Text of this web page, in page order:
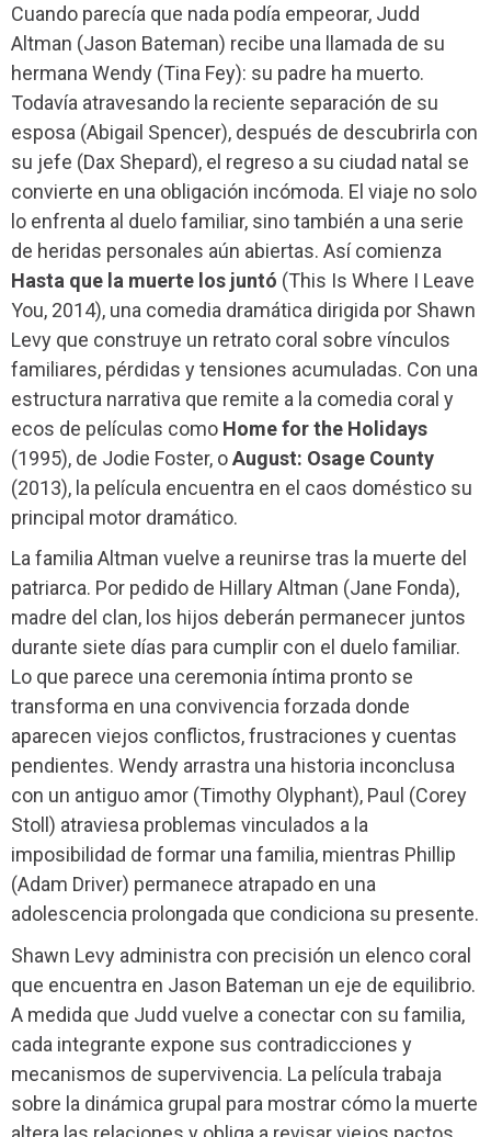
Cuando parecía que nada podía empeorar, Judd
Altman (Jason Bateman) recibe una llamada de su
hermana Wendy (Tina Fey): su padre ha muerto.
Todavía atravesando la reciente separación de su
esposa (Abigail Spencer), después de descubrirla con
su jefe (Dax Shepard), el regreso a su ciudad natal se
convierte en una obligación incómoda. El viaje no solo
lo enfrenta al duelo familiar, sino también a una serie
de heridas personales aún abiertas. Así comienza
Hasta que la muerte los juntó (This Is Where I Leave
You, 2014), una comedia dramática dirigida por Shawn
Levy que construye un retrato coral sobre vínculos
familiares, pérdidas y tensiones acumuladas. Con una
estructura narrativa que remite a la comedia coral y
ecos de películas como Home for the Holidays
(1995), de Jodie Foster, oAugust: Osage County
(2013), la película encuentra en el caos doméstico su
principal motor dramático.
La familia Altman vuelve a reunirse tras la muerte del
patriarca. Por pedido de Hillary Altman (Jane Fonda),
madre del clan, los hijos deberán permanecer juntos
durante siete días para cumplir con el duelo familiar.
Lo que parece una ceremonia íntima pronto se
transforma en una convivencia forzada donde
aparecen viejos conflictos, frustraciones y cuentas
pendientes. Wendy arrastra una historia inconclusa
con un antiguo amor (Timothy Olyphant), Paul (Corey
Stoll) atraviesa problemas vinculados a la
imposibilidad de formar una familia, mientras Phillip
(Adam Driver) permanece atrapado en una
adolescencia prolongada que condiciona su presente.
Shawn Levy administra con precisión un elenco coral
que encuentra en Jason Bateman un eje de equilibrio.
A medida que Judd vuelve a conectar con su familia,
cada integrante expone sus contradicciones y
mecanismos de supervivencia. La película trabaja
sobre la dinámica grupal para mostrar cómo la muerte